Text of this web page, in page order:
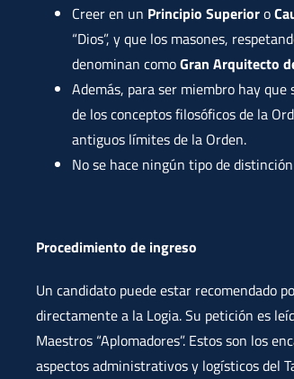
Creer en un Principio Superioro
“Dios”, y que los masones,
denominan comoGran Arquitecto
Además, para ser miembro hay
de los conceptos filosóficos de la
antiguos límites de la Orden.
No se hace ningún tipo de
Procedimiento de ingreso
Un candidato puede estar recomendado
directamente a la Logia. Su petición es
Maestros “Aplomadores”. Estos son los
aspectos administrativos y logísticos del